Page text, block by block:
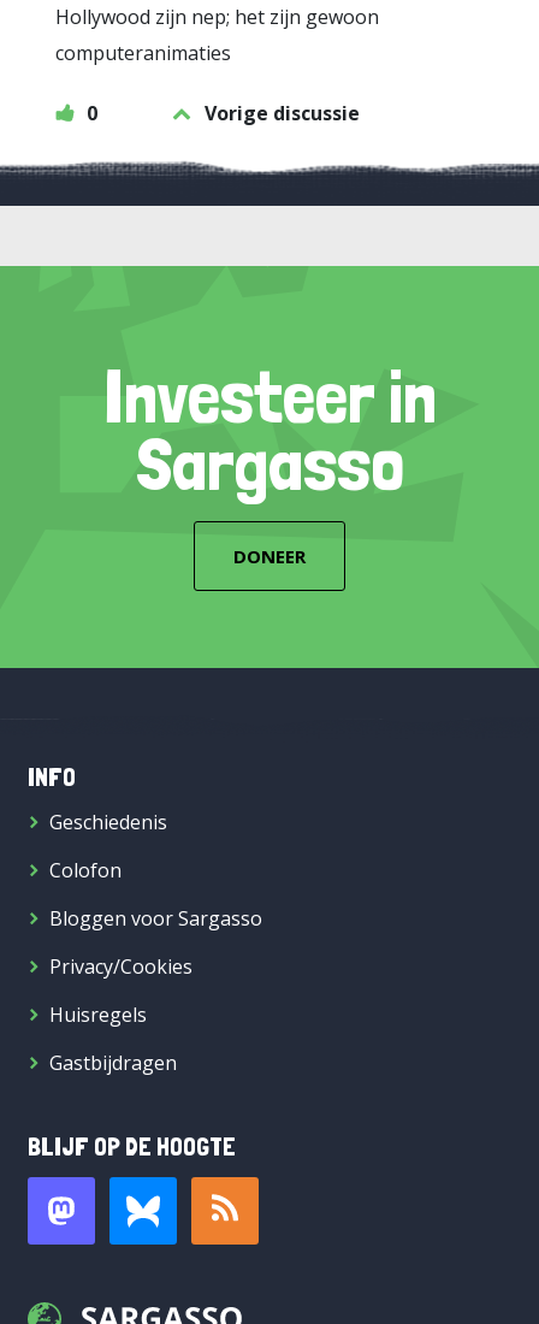
Hollywood zijn nep; het zijn gewoon
computeranimaties
0 Vorige discussie
Investeer in
Sargasso
DONEER
INFO
Geschiedenis
Colofon
Bloggen voor Sargasso
Privacy/Cookies
Huisregels
Gastbijdragen
BLIJF OP DE HOOGTE